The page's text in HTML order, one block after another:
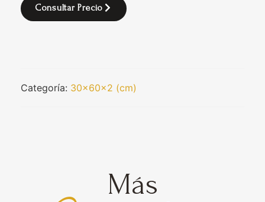
Consultar Precio
Categoría: 30x60x2 (cm)
Más